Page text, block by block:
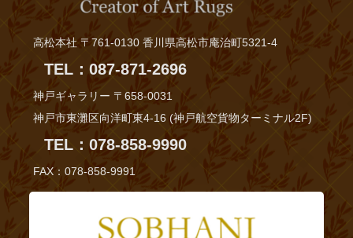
高松本社 〒761-0130 香川県高松市庵治町5321-4
TEL：087-871-2696
神戸ギャラリー 〒658-0031
神戸市東灘区向洋町東4-16 (神戸航空貨物ターミナル2F)
TEL：078-858-9990
FAX：078-858-9991